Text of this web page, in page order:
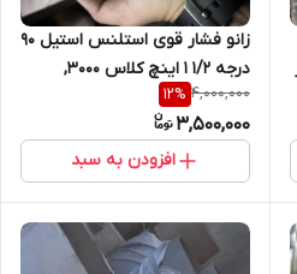
زانو فشار قوی استلنس استیل 90
درجه 1/2 1 اینچ کلاس 3000,
SA182F316/F316L, SW
4,000,000
12%
3,500,000
افزودن به سبد